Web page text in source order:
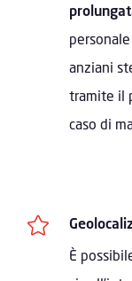
anziani
tramite il
caso di

È